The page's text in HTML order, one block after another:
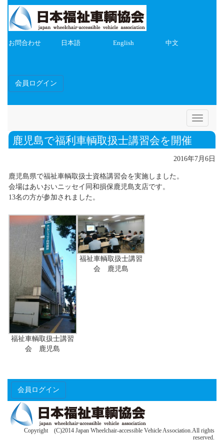
お問合わせ 日本語 English 中文
会員ログイン
Toggle
鹿児島で福利車輌取扱士講習会を開催
2016年7月6日
鹿児島県で福祉車輌取扱士資格講習会を実施しました。
会場はあいおいニッセイ同和損保鹿児島支店です。
13名の方が参加されました。
福祉車輌取扱士講習
会 鹿児島
福祉車輌取扱士講習
会 鹿児島
会員ログイン
Copyright (C)2014 Japan Wheelchair-accessible Vehicle Association.All rights
reserved.